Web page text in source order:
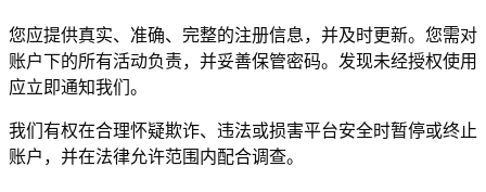
您应提供真实、准确、完整的注册信息，并及时更新。您需对
账户下的所有活动负责，并妥善保管密码。发现未经授权使用
应立即通知我们。
我们有权在合理怀疑欺诈、违法或损害平台安全时暂停或终止
账户，并在法律允许范围内配合调查。